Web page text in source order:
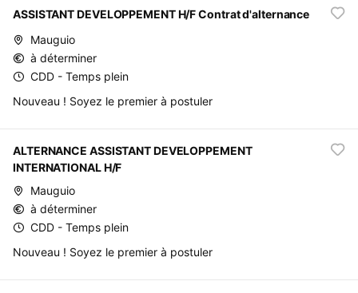
ASSISTANT DEVELOPPEMENT H/F Contrat d'alternance
Mauguio
à déterminer
CDD - Temps plein
Nouveau ! Soyez le premier à postuler
ALTERNANCE ASSISTANT DEVELOPPEMENT
INTERNATIONAL H/F
Mauguio
à déterminer
CDD - Temps plein
Nouveau ! Soyez le premier à postuler